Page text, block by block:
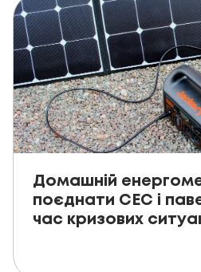
Домашній
поєднати СЕС і
час кризових